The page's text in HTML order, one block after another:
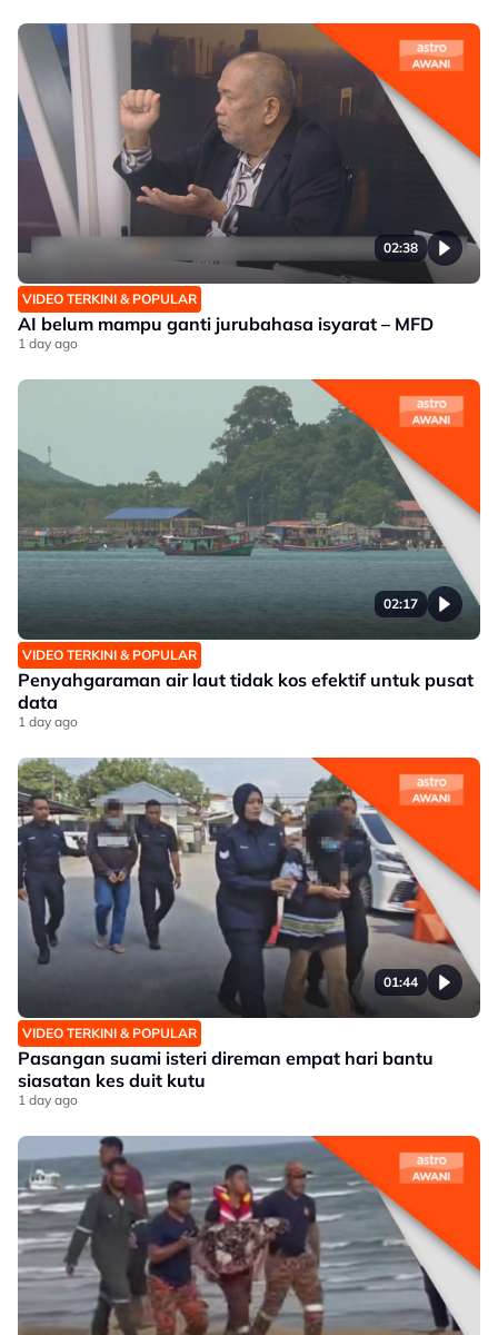
02:38
VIDEO TERKINI & POPULAR
AI belum mampu ganti jurubahasa isyarat – MFD
1 day ago
02:17
VIDEO TERKINI & POPULAR
Penyahgaraman air laut tidak kos efektif untuk pusat
data
1 day ago
01:44
VIDEO TERKINI & POPULAR
Pasangan suami isteri direman empat hari bantu
siasatan kes duit kutu
1 day ago